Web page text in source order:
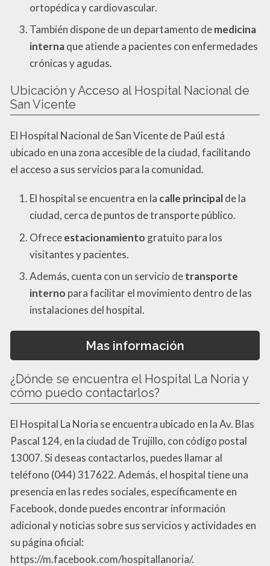
ortopédica y cardiovascular.
También dispone de un departamento demedicina
internaque atiende a pacientes con enfermedades
crónicas y agudas.
Ubicación y Acceso al Hospital Nacional de
San Vicente
El Hospital Nacional de San Vicente de Paúl está
ubicado en una zona accesible de la ciudad, facilitando
el acceso a sus servicios para la comunidad.
El hospital se encuentra en la calle principalde la
ciudad, cerca de puntos de transporte público.
Ofreceestacionamiento gratuito para los
visitantes y pacientes.
Además, cuenta con un servicio detransporte
interno para facilitar el movimiento dentro de las
instalaciones del hospital.
Mas información
¿Dónde se encuentra el Hospital La Noria y
cómo puedo contactarlos?
El Hospital La Noria se encuentra ubicado en la Av. Blas
Pascal 124, en la ciudad de Trujillo, con código postal
13007. Si deseas contactarlos, puedes llamar al
teléfono (044) 317622. Además, el hospital tiene una
presencia en las redes sociales, específicamente en
Facebook, donde puedes encontrar información
adicional y noticias sobre sus servicios y actividades en
su página oficial:
https://m.facebook.com/hospitallanoria/.